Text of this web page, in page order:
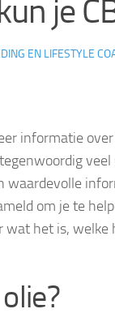
je
EN LIFESTYLE
informatie
waardevolle
om je te
wat het is,